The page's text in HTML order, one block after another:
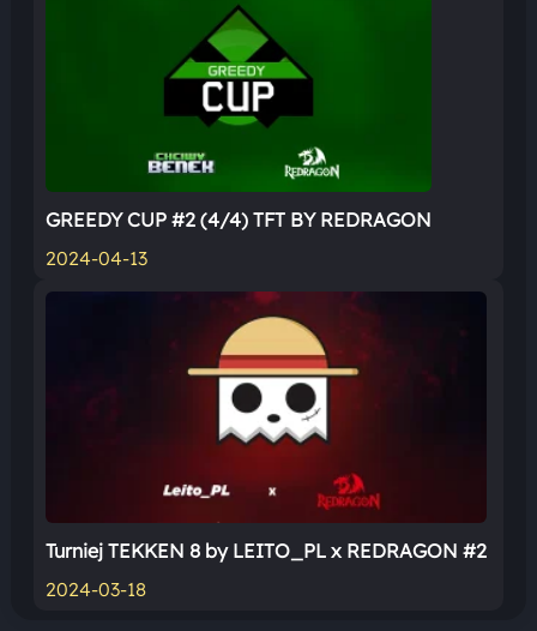
GREEDY CUP #2 (4/4) TFT BY REDRAGON
2024-04-13
Turniej TEKKEN 8 by LEITO_PL x REDRAGON #2
2024-03-18